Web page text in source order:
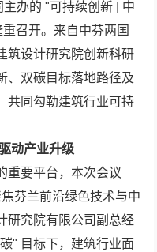
主办的 "可持续创新 | 中
召开。来自中芬两国
筑设计研究院创新科研
、双碳目标落地路径及
共同勾勒建筑行业可持
动产业升级
重要平台，本次会议
芬兰前沿绿色技术与中
研究院有限公司副总经
" 目标下，建筑行业面